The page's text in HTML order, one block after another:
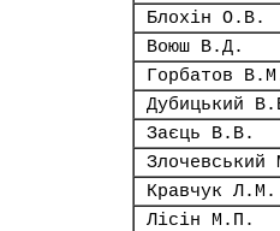
Блохін О.В.
Воюш В.Д.
Горбатов
Дубицький
Заєць В.В.
Злочевський
Кравчук Л.М.
Лісін М.П.